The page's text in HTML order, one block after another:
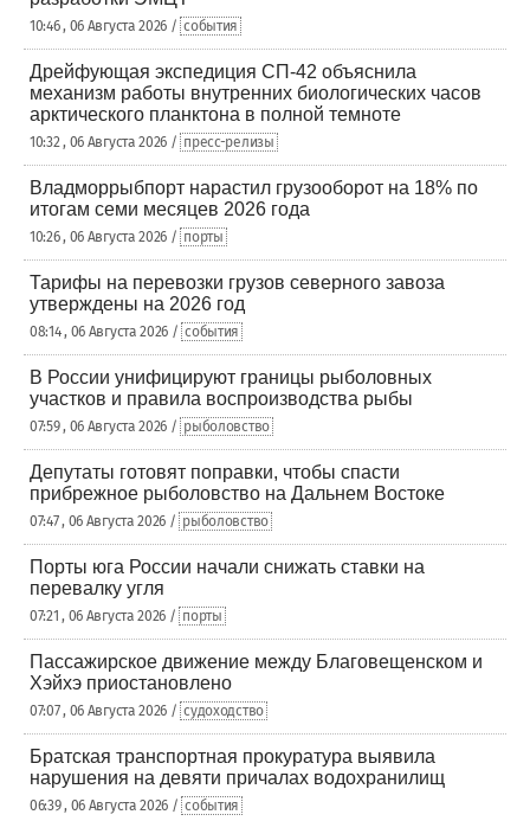
10:46 , 06 Августа 2026 / события
Дрейфующая экспедиция СП-42 объяснила
механизм работы внутренних биологических часов
арктического планктона в полной темноте
10:32 , 06 Августа 2026 / пресс-релизы
Владморрыбпорт нарастил грузооборот на 18% по
итогам семи месяцев 2026 года
10:26 , 06 Августа 2026 / порты
Тарифы на перевозки грузов северного завоза
утверждены на 2026 год
08:14 , 06 Августа 2026 / события
В России унифицируют границы рыболовных
участков и правила воспроизводства рыбы
07:59 , 06 Августа 2026 / рыболовство
Депутаты готовят поправки, чтобы спасти
прибрежное рыболовство на Дальнем Востоке
07:47 , 06 Августа 2026 / рыболовство
Порты юга России начали снижать ставки на
перевалку угля
07:21 , 06 Августа 2026 / порты
Пассажирское движение между Благовещенском и
Хэйхэ приостановлено
07:07 , 06 Августа 2026 / судоходство
Братская транспортная прокуратура выявила
нарушения на девяти причалах водохранилищ
06:39 , 06 Августа 2026 / события